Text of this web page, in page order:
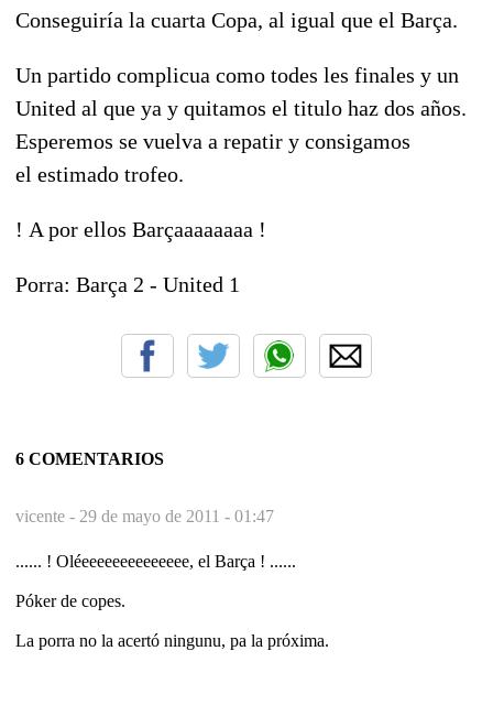
Conseguiría la cuarta Copa, al igual que el Barça.
Un partido complicua como todes les finales y un
United al que ya y quitamos el titulo haz dos años.
Esperemos se vuelva a repatir y consigamos
el estimado trofeo.
! A por ellos Barçaaaaaaaa !
Porra: Barça 2 - United 1
6 COMENTARIOS
vicente - 29 de mayo de 2011 - 01:47
...... ! Oléeeeeeeeeeeeeee, el Barça ! ......
Póker de copes.
La porra no la acertó ningunu, pa la próxima.